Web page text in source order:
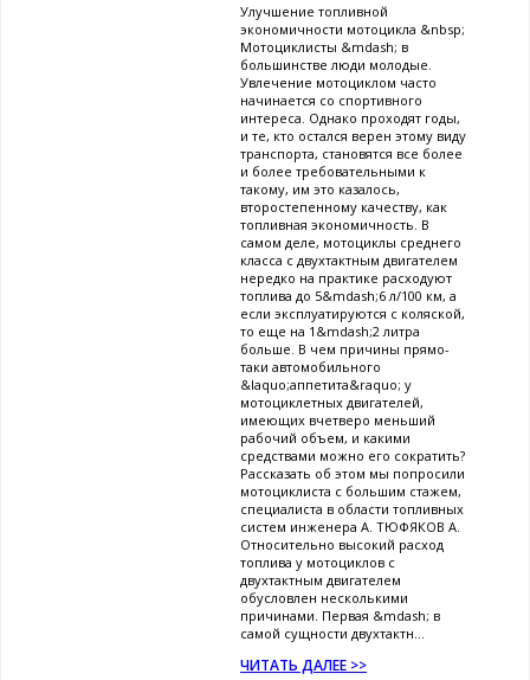
Улучшение топливной
экономичности мотоцикла &nbsp;
Мотоциклисты &mdash; в
большинстве люди молодые.
Увлечение мотоциклом часто
начинается со спортивного
интереса. Однако проходят годы,
и те, кто остался верен этому виду
транспорта, становятся все более
и более требовательными к
такому, им это казалось,
второстепенному качеству, как
топливная экономичность. В
самом деле, мотоциклы среднего
класса с двухтактным двигателем
нередко на практике расходуют
топлива до 5&mdash;6 л/100 км, а
если эксплуатируются с коляской,
то еще на 1&mdash;2 литра
больше. В чем причины прямо-
таки автомобильного
&laquo;аппетита&raquo; у
мотоциклетных двигателей,
имеющих вчетверо меньший
рабочий объем, и какими
средствами можно его сократить?
Рассказать об этом мы попросили
мотоциклиста с большим стажем,
специалиста в области топливных
систем инженера А. ТЮФЯКОВ А.
Относительно высокий расход
топлива у мотоциклов с
двухтактным двигателем
обусловлен несколькими
причинами. Первая &mdash; в
самой сущности двухтактн...
ЧИТАТЬ ДАЛЕЕ >>